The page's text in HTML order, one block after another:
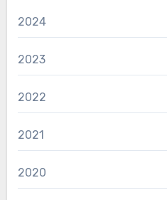
2024
2023
2022
2021
2020